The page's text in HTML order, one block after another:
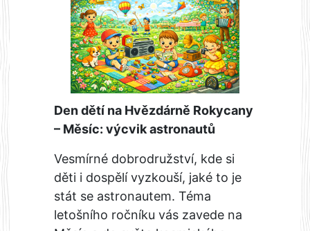
Den dětí na Hvězdárně Rokycany
– Měsíc: výcvik astronautů
Vesmírné dobrodružství, kde si
děti i dospělí vyzkouší, jaké to je
stát se astronautem. Téma
letošního ročníku vás zavede na